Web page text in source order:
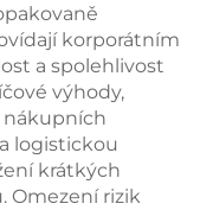
korporátním
a spolehlivost
výhody,
nákupních
logistickou
krátkých
Omezení rizik